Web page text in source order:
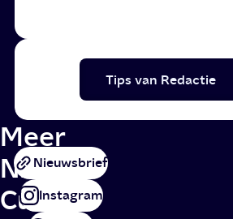
Tips van Redactie
Meer
NPO
Cultuur
Nieuwsbrief
Instagram